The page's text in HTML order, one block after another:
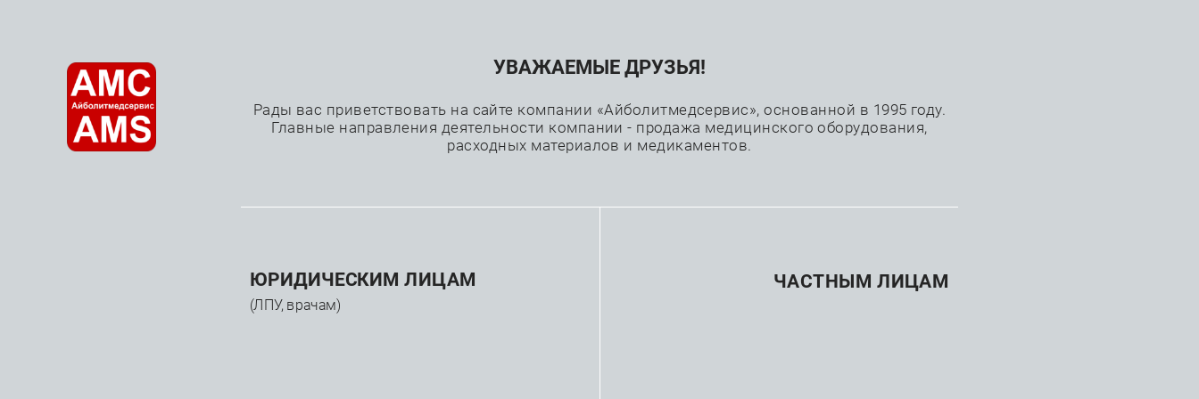
О нас Проекты Каталог Производители
Источники света
УВАЖАЕМЫЕ ДРУЗЬЯ!
Рады вас приветствовать на сайте компании «Айболитмедсервис», основанной в 1995 году.
Главные направления деятельности компании - продажа медицинского оборудования,
расходных материалов и медикаментов.
ЮРИДИЧЕСКИМ ЛИЦАМ
(ЛПУ, врачам)
ЧАСТНЫМ ЛИЦАМ